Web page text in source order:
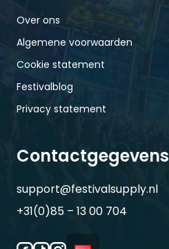
Over ons
Algemene voorwaarden
Cookie statement
Festivalblog
Privacy statement
Contactgegevens
support@festivalsupply.nl
+31(0)85 – 13 00 704